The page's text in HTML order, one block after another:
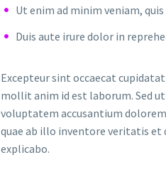
Ut enim ad minim veniam,
Duis aute irure dolor in
Excepteur sint occaecat
mollit anim id est laborum. Sed
voluptatem accusantium
quae ab illo inventore veritatis et
explicabo.